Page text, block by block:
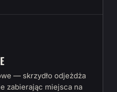
— skrzydło odjeżdża
zabierając miejsca na